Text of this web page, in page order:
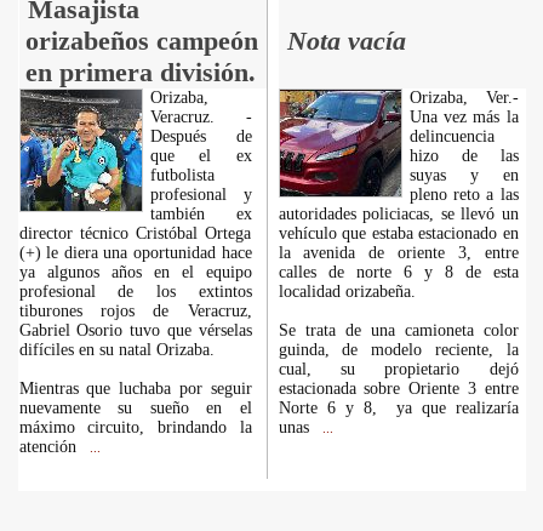
Masajista
orizabeños campeón
en primera división.
Nota vacía
Orizaba,
Veracruz. -
Después de
que el ex
futbolista
profesional y
también ex
director técnico Cristóbal Ortega
(+) le diera una oportunidad hace
ya algunos años en el equipo
profesional de los extintos
tiburones rojos de Veracruz,
Gabriel Osorio tuvo que vérselas
difíciles en su natal Orizaba.
Mientras que luchaba por seguir
nuevamente su sueño en el
máximo circuito, brindando la
atención
Orizaba, Ver.-
Una vez más la
delincuencia
hizo de las
suyas y en
pleno reto a las
autoridades policiacas, se llevó un
vehículo que estaba estacionado en
la avenida de oriente 3, entre
calles de norte 6 y 8 de esta
localidad orizabeña.
Se trata de una camioneta color
guinda, de modelo reciente, la
cual, su propietario dejó
estacionada sobre Oriente 3 entre
Norte 6 y 8, ya que realizaría
unas